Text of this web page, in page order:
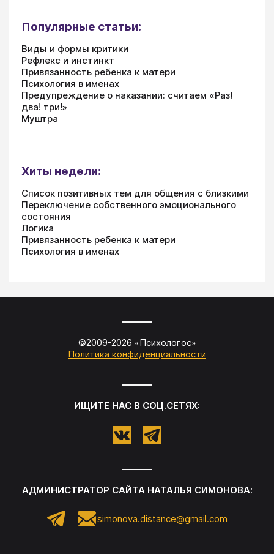
Популярные статьи:
Виды и формы критики
Рефлекс и инстинкт
Привязанность ребенка к матери
Психология в именах
Предупреждение о наказании: считаем «Раз!
два! три!»
Муштра
Хиты недели:
Список позитивных тем для общения с близкими
Переключение собственного эмоционального
состояния
Логика
Привязанность ребенка к матери
Психология в именах
©2009-2026 «Психологос»
Политика конфиденциальности
ИЩИТЕ НАС В СОЦ.СЕТЯХ:
АДМИНИСТРАТОР САЙТА НАТАЛЬЯ СИМОНОВА:
simonova.distance@gmail.com